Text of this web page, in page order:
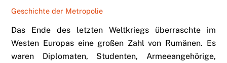
Geschichte der Metropolie
Das Ende des letzten Weltkriegs überraschte im
Westen Europas eine großen Zahl von Rumänen. Es
waren Diplomaten, Studenten, Armeeangehörige,